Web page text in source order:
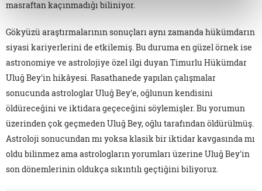
masraftan kaçınmadığı biliniyor.
Gökyüzü araştırmalarının sonuçları aynı zamanda hükümdarın
siyasi kariyerlerini de etkilemiş. Bu duruma en güzel örnek ise
astronomiye ve astrolojiye özel ilgi duyan Timurlu Hükümdar
Uluğ Bey'in hikâyesi. Rasathanede yapılan çalışmalar
sonucunda astrologlar Uluğ Bey'e, oğlunun kendisini
öldüreceğini ve iktidara geçeceğini söylemişler. Bu yorumun
üzerinden çok geçmeden Uluğ Bey, oğlu tarafından öldürülmüş.
Astroloji sonucundan mı yoksa klasik bir iktidar kavgasında mı
oldu bilinmez ama astrologların yorumları üzerine Uluğ Bey'in
son dönemlerinin oldukça sıkıntılı geçtiğini biliyoruz.